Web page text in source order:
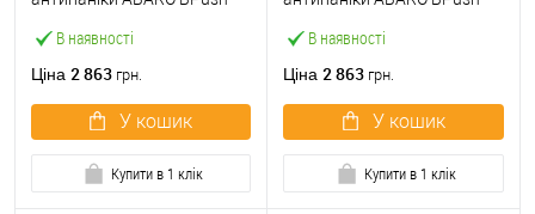
В наявності
чорний із замком та ручкою
Ціна 2 863 грн.
У кошик
Купити в 1 клік
В наявності
червоний із замком та
Ціна 2 863 грн.
У кошик
Купити в 1 клік